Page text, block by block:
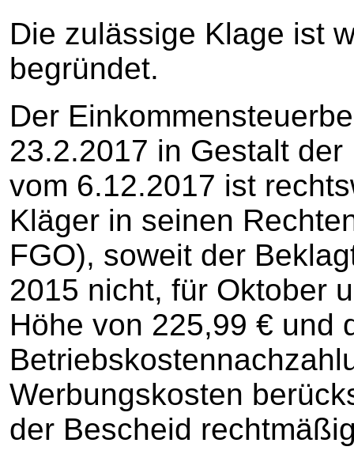
Die zulässige Klage ist
begründet.
Der
23.2.2017 in Gestalt
vom 6.12.2017 ist
Kläger in seinen
FGO), soweit der
2015 nicht, für Oktober
Höhe von 225,99 € und
Werbungskosten
der Bescheid